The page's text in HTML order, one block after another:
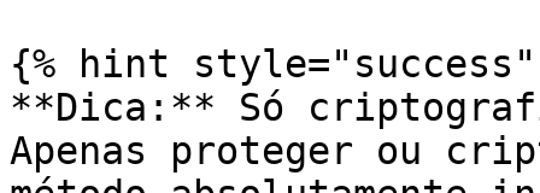
{% hint style="success"
**Dica:** Só
Apenas proteger ou